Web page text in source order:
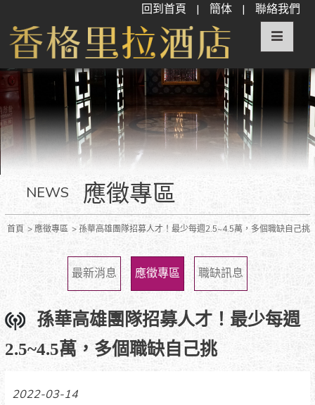
回到首頁 | 簡体 | 聯絡我們
NEWS 應徵專區
首頁 應徵專區 孫華高雄團隊招募人才！最少每週2.5~4.5萬，多個職缺自己挑
最新消息 應徵專區 職缺訊息
孫華高雄團隊招募人才！最少每週
2.5~4.5萬，多個職缺自己挑
2022-03-14